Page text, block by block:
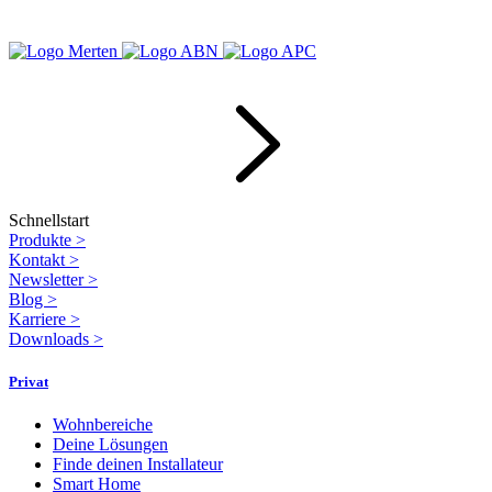
Schnellstart
Produkte >
Kontakt >
Newsletter>
Blog >
Karriere >
Downloads >
Privat
Wohnbereiche
Deine Lösungen
Finde deinen Installateur
Smart Home